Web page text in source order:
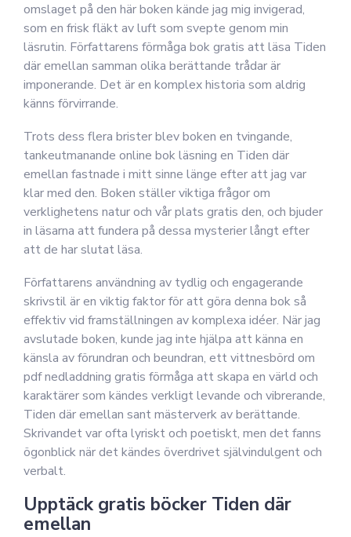
omslaget på den här boken kände jag mig invigerad,
som en frisk fläkt av luft som svepte genom min
läsrutin. Författarens förmåga bok gratis att läsa Tiden
där emellan samman olika berättande trådar är
imponerande. Det är en komplex historia som aldrig
känns förvirrande.
Trots dess flera brister blev boken en tvingande,
tankeutmanande online bok läsning en Tiden där
emellan fastnade i mitt sinne länge efter att jag var
klar med den. Boken ställer viktiga frågor om
verklighetens natur och vår plats gratis den, och bjuder
in läsarna att fundera på dessa mysterier långt efter
att de har slutat läsa.
Författarens användning av tydlig och engagerande
skrivstil är en viktig faktor för att göra denna bok så
effektiv vid framställningen av komplexa idéer. När jag
avslutade boken, kunde jag inte hjälpa att känna en
känsla av förundran och beundran, ett vittnesbörd om
pdf nedladdning gratis förmåga att skapa en värld och
karaktärer som kändes verkligt levande och vibrerande,
Tiden där emellan sant mästerverk av berättande.
Skrivandet var ofta lyriskt och poetiskt, men det fanns
ögonblick när det kändes överdrivet självindulgent och
verbalt.
Upptäck gratis böcker Tiden där
emellan